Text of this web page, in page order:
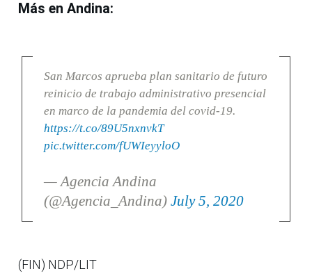
Más en Andina:
San Marcos aprueba plan sanitario de futuro
reinicio de trabajo administrativo presencial
en marco de la pandemia del covid-19.
https://t.co/89U5nxnvkT
pic.twitter.com/fUWIeyyloO
— Agencia Andina
(@Agencia_Andina) July 5, 2020
(FIN) NDP/LIT